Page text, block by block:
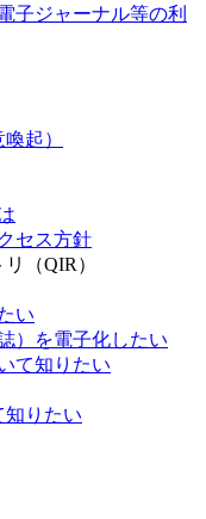
子ジャーナル等の利
起）
セス方針
（QIR）
い
）を電子化したい
て知りたい
知りたい